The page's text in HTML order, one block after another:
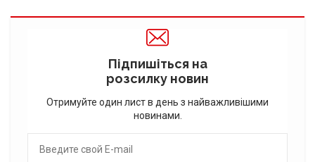
Підпишіться на
розсилку новин
Отримуйте один лист в день з найважливішими
новинами.